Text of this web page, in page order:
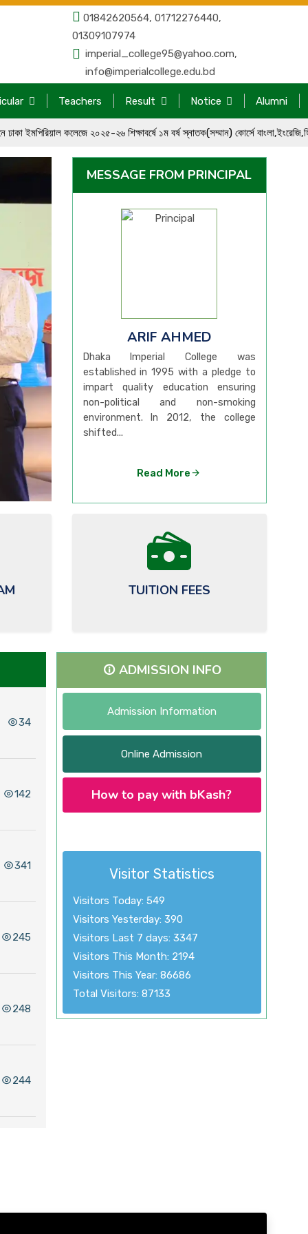
01842620564, 01712276440,
01309107974
imperial_college95@yahoo.com,
info@imperialcollege.edu.bd
Teachers Result Notice Alumni
কলেজে ২০২৫-২৬ শিক্ষাবর্ষে ১ম বর্ষ স্নাতক(সম্মান) কোর্সে
MESSAGE FROM PRINCIPAL
ARIF AHMED
Dhaka Imperial College was
established in 1995 with a pledge to
impart quality education ensuring
non-political and non-smoking
environment. In 2012, the college
shifted...
Read More
TUITION FEES
34
142
341
245
248
244
ADMISSION INFO
Admission Information
Online Admission
How to pay with bKash?
Visitor Statistics
Visitors Today: 549
Visitors Yesterday: 390
Visitors Last 7 days: 3347
Visitors This Month: 2194
Visitors This Year: 86686
Total Visitors: 87133